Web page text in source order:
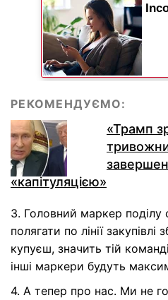
РЕКОМЕНДУЄМО:
«Трамп
«капітуляцією»
3. Головний маркер поділу
полягати по лінії
купуєш, значить тій
інші маркери будуть
4. А тепер про нас. Ми не